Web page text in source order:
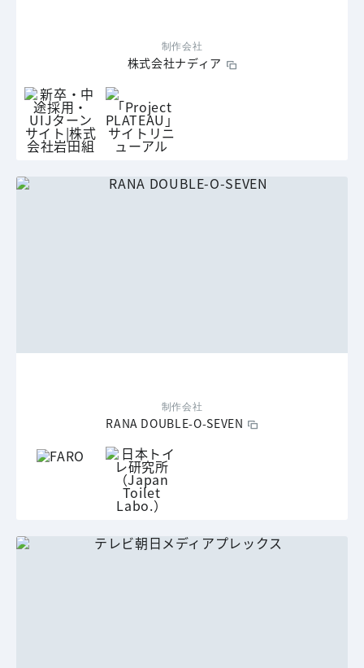
制作会社
株式会社ナディア
制作会社
RANA DOUBLE-O-SEVEN